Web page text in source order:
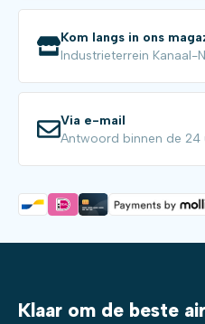
Kom langs in ons
Industrieterrein Kanaal-
Via e-mail
Antwoord binnen de 24
Klaar om de beste